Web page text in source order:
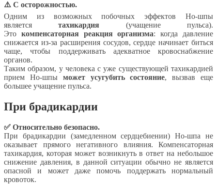
⚠️ С осторожностью.
Одним из возможных побочных эффектов Но-шпы
являетсятахикардия (учащение пульса).
Это компенсаторная реакция организма: когда давление
снижается из-за расширения сосудов, сердце начинает биться
чаще, чтобы поддерживать адекватное кровоснабжение
органов.
Таким образом, у человека с уже существующей тахикардией
прием Но-шпы может усугубить состояние, вызвав еще
большее учащение пульса.
При брадикардии
✅ Относительно безопасно.
При брадикардии (замедленном сердцебиении) Но-шпа не
оказывает прямого негативного влияния. Компенсаторная
тахикардия, которая может возникнуть в ответ на небольшое
снижение давления, в данной ситуации обычно не является
опасной и может даже помочь поддержать нормальный
кровоток.